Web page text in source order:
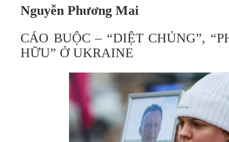
Nguyễn Phương Mai
CÁO BUỘC – “DIỆT CHỦNG”,
HỮU” Ở UKRAINE